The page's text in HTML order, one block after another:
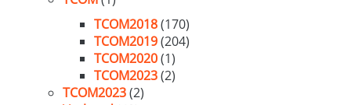
TCOM2018(170)
TCOM2019(204)
TCOM2020(1)
TCOM2023(2)
TCOM2023(2)